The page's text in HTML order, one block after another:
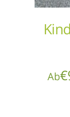
Ab€